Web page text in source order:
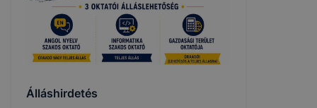
Álláshirdetés